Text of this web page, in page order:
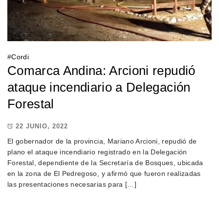
#Cordi
Comarca Andina: Arcioni repudió
ataque incendiario a Delegación
Forestal
22 JUNIO, 2022
El gobernador de la provincia, Mariano Arcioni, repudió de
plano el ataque incendiario registrado en la Delegación
Forestal, dependiente de la Secretaría de Bosques, ubicada
en la zona de El Pedregoso, y afirmó que fueron realizadas
las presentaciones necesarias para […]